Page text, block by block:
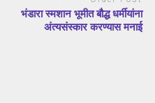
भंडारा स्मशान भूमीत बौद्ध धर्मीयांना
अंत्यसंस्कार करण्यास मनाई